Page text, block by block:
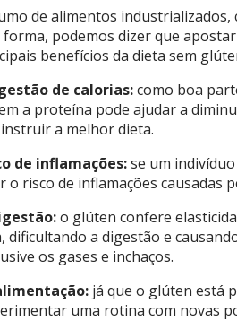
de alimentos
forma, podemos dizer que
benefícios da dieta sem
de calorias:como boa
a proteína pode ajudar a
a melhor dieta.
de inflamações:se um
o risco de inflamações
o glúten confere
dificultando a digestão e
os gases e inchaços.
já que o glúten está
uma rotina com novas